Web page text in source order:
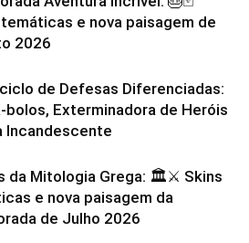
e nova paisagem de
2026
de Defesas Diferenciadas:
bolos, Exterminadora de Heróis
Incandescente
da Mitologia Grega: 🏛️⚔️ Skins
e nova paisagem da
de Julho 2026